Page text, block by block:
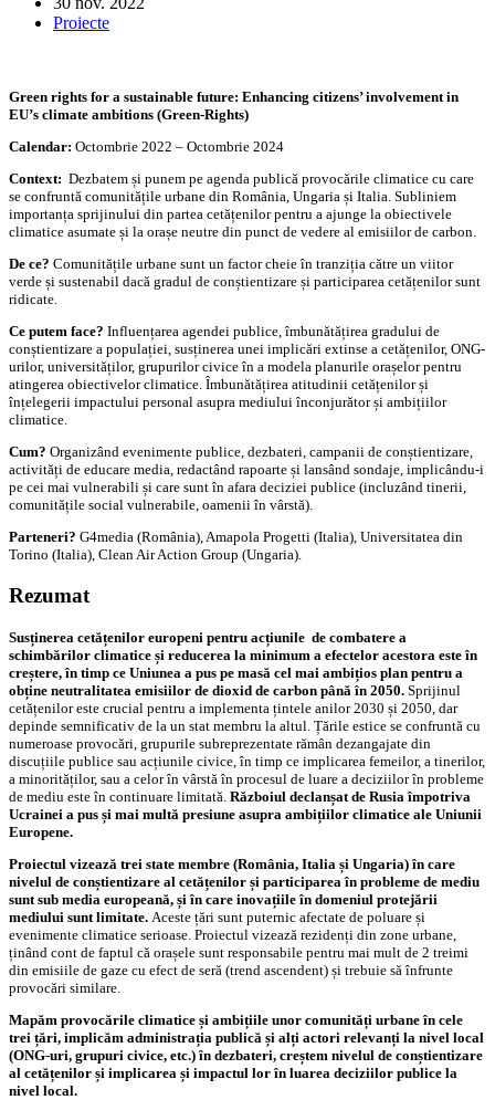
Proiecte
Green rights for a sustainable future: Enhancing citizens’ involvement in
EU’s climate ambitions (Green-Rights)
Calendar: Octombrie 2022 – Octombrie 2024
Context: Dezbatem și punem pe agenda publică provocările climatice cu care
se confruntă comunitățile urbane din România, Ungaria și Italia. Subliniem
importanța sprijinului din partea cetățenilor pentru a ajunge la obiectivele
climatice asumate și la orașe neutre din punct de vedere al emisiilor de carbon.
De ce? Comunitățile urbane sunt un factor cheie în tranziția către un viitor
verde și sustenabil dacă gradul de conștientizare și participarea cetățenilor sunt
ridicate.
Ce putem face? Influențarea agendei publice, îmbunătățirea gradului de
conștientizare a populației, susținerea unei implicări extinse a cetățenilor, ONG-
urilor, universităților, grupurilor civice în a modela planurile orașelor pentru
atingerea obiectivelor climatice. Îmbunătățirea atitudinii cetățenilor și
înțelegerii impactului personal asupra mediului înconjurător și ambițiilor
climatice.
Cum? Organizând evenimente publice, dezbateri, campanii de conștientizare,
activități de educare media, redactând rapoarte și lansând sondaje, implicându-i
pe cei mai vulnerabili și care sunt în afara deciziei publice (incluzând tinerii,
comunitățile social vulnerabile, oamenii în vârstă).
Parteneri? G4media (România), Amapola Progetti (Italia), Universitatea din
Torino (Italia), Clean Air Action Group (Ungaria).
Rezumat
Susținerea cetățenilor europeni pentru acțiunile de combatere a
schimbărilor climatice și reducerea la minimum a efectelor acestora este în
creștere, în timp ce Uniunea a pus pe masă cel mai ambițios plan pentru a
obține neutralitatea emisiilor de dioxid de carbon până în 2050. Sprijinul
cetățenilor este crucial pentru a implementa țintele anilor 2030 și 2050, dar
depinde semnificativ de la un stat membru la altul. Țările estice se confruntă cu
numeroase provocări, grupurile subreprezentate rămân dezangajate din
discuțiile publice sau acțiunile civice, în timp ce implicarea femeilor, a tinerilor,
a minorităților, sau a celor în vârstă în procesul de luare a deciziilor în probleme
de mediu este în continuare limitată. Războiul declanșat de Rusia împotriva
Ucrainei a pus și mai multă presiune asupra ambițiilor climatice ale Uniunii
Europene.
Proiectul vizează trei state membre (România, Italia și Ungaria) în care
nivelul de conștientizare al cetățenilor și participarea în probleme de mediu
sunt sub media europeană, și în care inovațiile în domeniul protejării
mediului sunt limitate. Aceste țări sunt puternic afectate de poluare și
evenimente climatice serioase. Proiectul vizează rezidenți din zone urbane,
ținând cont de faptul că orașele sunt responsabile pentru mai mult de 2 treimi
din emisiile de gaze cu efect de seră (trend ascendent) și trebuie să înfrunte
provocări similare.
Mapăm provocările climatice și ambițiile unor comunități urbane în cele
trei țări, implicăm administrația publică și alți actori relevanți la nivel local
(ONG-uri, grupuri civice, etc.) în dezbateri, creștem nivelul de conștientizare
al cetățenilor și implicarea și impactul lor în luarea deciziilor publice la
nivel local.